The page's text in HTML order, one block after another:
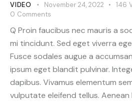
VIDEO November 24, 2022 146
0 Comments
Q Proin faucibus nec mauris a
mi tincidunt. Sed eget viverra
Fusce sodales augue a
ipsum eget blandit pulvinar.
dapibus. Vivamus elementum
vulputate eleifend tellus.